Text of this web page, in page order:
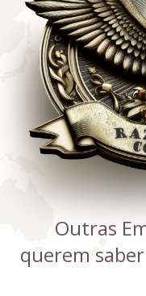
Outras
querem